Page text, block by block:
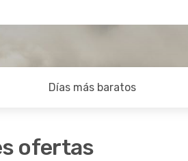
Días más baratos
ofertas